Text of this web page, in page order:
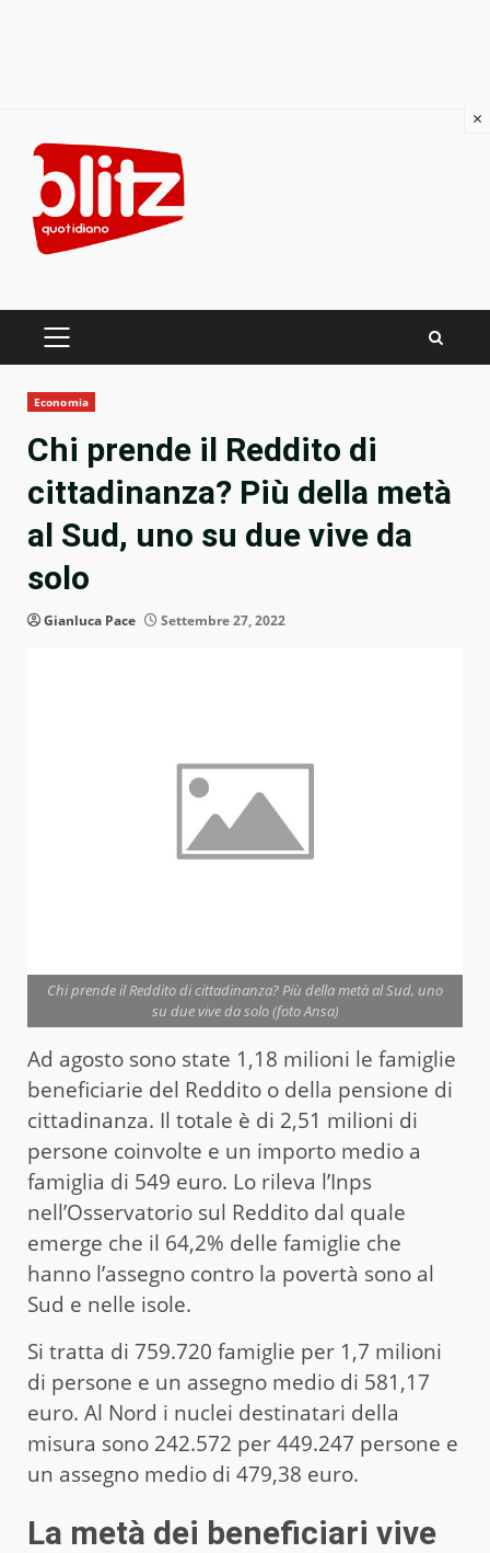
content
PRIMARY
Economia
Chi prende il Reddito di
cittadinanza? Più della metà
al Sud, uno su due vive da
solo
Gianluca Pace Settembre 27, 2022
Chi prende il Reddito di cittadinanza? Più della metà al Sud, uno
su due vive da solo (foto Ansa)
Ad agosto sono state 1,18 milioni le famiglie
beneficiarie del Reddito o della pensione di
cittadinanza. Il totale è di 2,51 milioni di
persone coinvolte e un importo medio a
famiglia di 549 euro. Lo rileva l’Inps
nell’Osservatorio sul Reddito dal quale
emerge che il 64,2% delle famiglie che
hanno l’assegno contro la povertà sono al
Sud e nelle isole.
Si tratta di 759.720 famiglie per 1,7 milioni
di persone e un assegno medio di 581,17
euro. Al Nord i nuclei destinatari della
misura sono 242.572 per 449.247 persone e
un assegno medio di 479,38 euro.
La metà dei beneficiari vive
×